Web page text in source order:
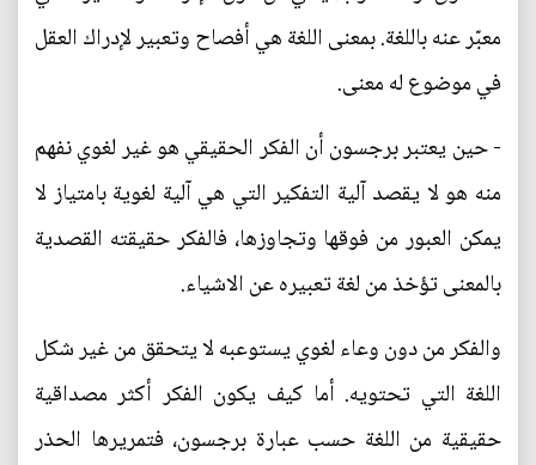
معبّر عنه باللغة. بمعنى اللغة هي أفصاح وتعبير لإدراك العقل
في موضوع له معنى.
- حين يعتبر برجسون أن الفكر الحقيقي هو غير لغوي نفهم
منه هو لا يقصد آلية التفكير التي هي آلية لغوية بامتياز لا
يمكن العبور من فوقها وتجاوزها، فالفكر حقيقته القصدية
بالمعنى تؤخذ من لغة تعبيره عن الاشياء.
والفكر من دون وعاء لغوي يستوعبه لا يتحقق من غير شكل
اللغة التي تحتويه. أما كيف يكون الفكر أكثر مصداقية
حقيقية من اللغة حسب عبارة برجسون، فتمريرها الحذر